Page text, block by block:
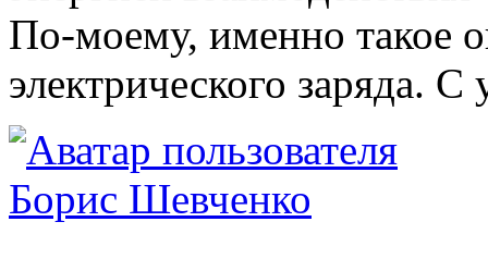
По-моему, именно такое
электрического заряда.
Борис Шевченко